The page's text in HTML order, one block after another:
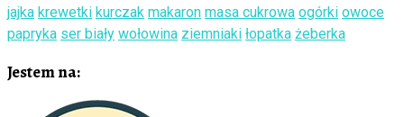
jajka krewetki kurczak makaron masa cukrowa ogórki owoce
papryka ser biały wołowina ziemniaki łopatka żeberka
Jestem na: